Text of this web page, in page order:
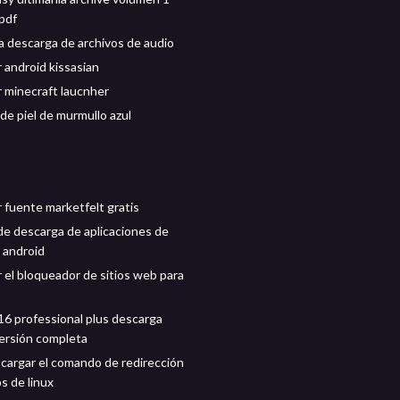
descarga de archivos de audio
android kissasian
minecraft laucnher
piel de murmullo azul
fuente marketfelt gratis
descarga de aplicaciones de
android
el bloqueador de sitios web para
professional plus descarga
completa
el comando de redirección
de linux